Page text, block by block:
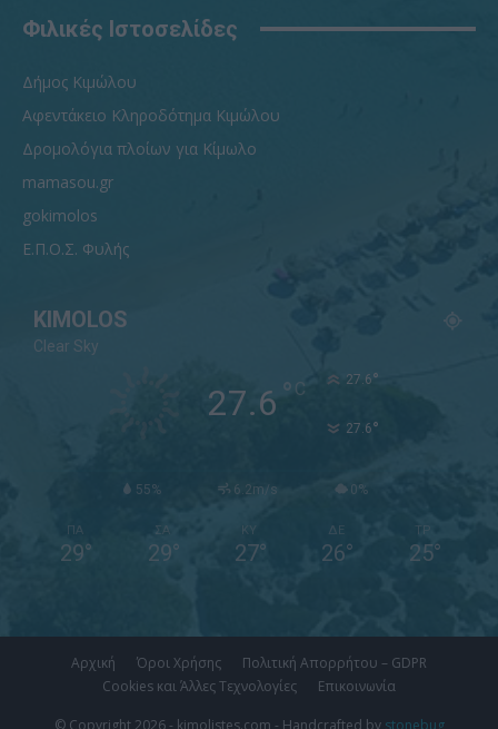
Φιλικές Ιστοσελίδες
Δήμος Κιμώλου
Αφεντάκειο Κληροδότημα Κιμώλου
Δρομολόγια πλοίων για Κίμωλο
mamasou.gr
gokimolos
Ε.Π.Ο.Σ. Φυλής
KIMOLOS
Clear Sky
27.6 ° C 27.6°
27.6°
55% 6.2m/s 0%
ΠΑ
29°
ΣΑ
29°
ΚΥ
27°
ΔΕ
26°
ΤΡ
25°
Αρχική Όροι Χρήσης
Πολιτική Απορρήτου – GDPR
Cookies και Άλλες Τεχνολογίες
Επικοινωνία
© Copyright 2026 - kimolistes.com - Handcrafted by stonebug